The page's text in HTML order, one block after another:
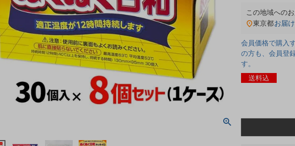
この地域への
東京都お届
会員価格で購入
の方も、会員登
す。
送料込